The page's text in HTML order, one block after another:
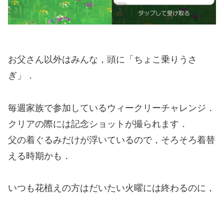
お父さん以外はみんな，頭に「ちょこ乗りうさ
ぎ」．
毎週家族で参加しているウィークリーチャレンジ．
クリアの際には記念ショットが撮られます．
父の着ぐるみだけが浮いているので，そろそろ着替
える時期かも．
いつも花植えの方はだいたい火曜には終わるのに，